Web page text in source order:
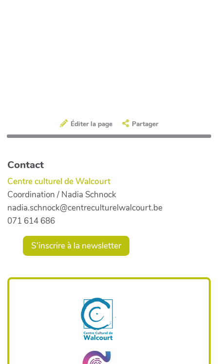
Éditer la page Partager
Contact
Centre culturel de Walcourt
Coordination / Nadia Schnock
nadia.schnock@centreculturelwalcourt.be
071 614 686
S'inscrire à la newsletter